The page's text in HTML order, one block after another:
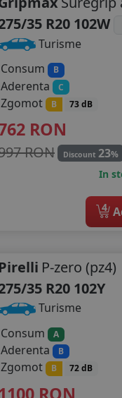
35 R20 102W
Turisme
Consum
B
Aderenta C
Zgomot B 73 dB
RON
RON Discount 23%
In
4
Pirelli P-zero (pz4)
35 R20 102Y
Turisme
Consum
A
Aderenta B
Zgomot B 72 dB
RON